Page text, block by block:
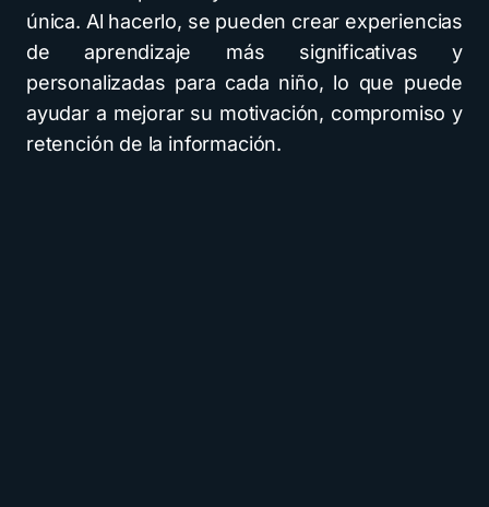
única. Al hacerlo, se pueden crear experiencias
de aprendizaje más significativas y
personalizadas para cada niño, lo que puede
ayudar a mejorar su motivación, compromiso y
retención de la información.